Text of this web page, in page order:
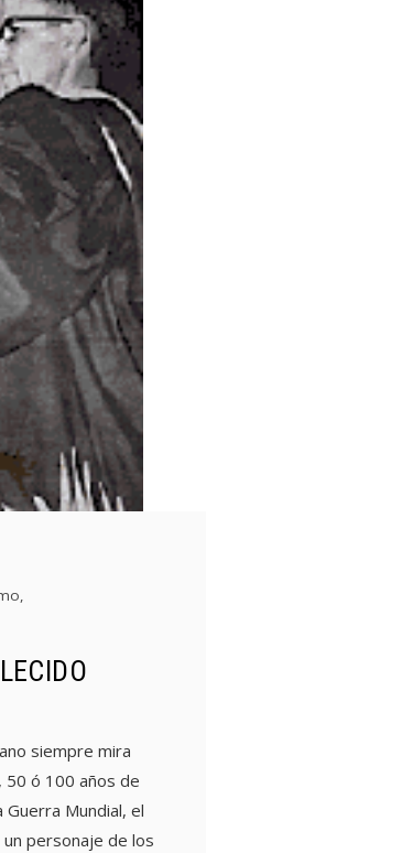
,
siempre mira
50 ó 100 años de
Guerra Mundial, el
personaje de los